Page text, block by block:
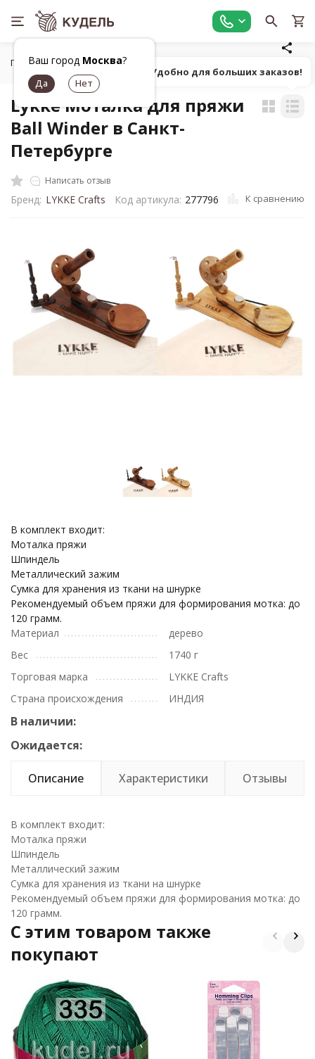
Ваш город Москва?
Главная Оборудование
Lykke Моталка для пряжи
Ball Winder в Санкт-
Петербурге
Написать отзыв
Бренд: LYKKE Crafts Код артикула: 277796 К сравнению
В комплект входит:
Моталка пряжи
Шпиндель
Металлический зажим
Сумка для хранения из ткани на шнурке
Рекомендуемый объем пряжи для формирования мотка: до
120 грамм.
Материал
дерево
Вес
1740 г
Торговая марка
LYKKE Crafts
Страна происхождения
ИНДИЯ
В наличии:
Ожидается:
Описание Характеристики Отзывы
В комплект входит:
Моталка пряжи
Шпиндель
Металлический зажим
Сумка для хранения из ткани на шнурке
Рекомендуемый объем пряжи для формирования мотка: до
120 грамм.
C этим товаром также
покупают
Попробуй! Удобно для больших заказов!